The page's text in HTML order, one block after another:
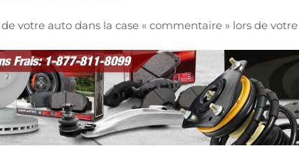
de votre auto dans la case « commentaire » lors de